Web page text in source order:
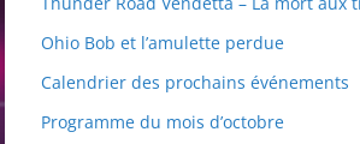
Ohio Bob et l’amulette perdue
Calendrier des prochains événements
Programme du mois d’octobre